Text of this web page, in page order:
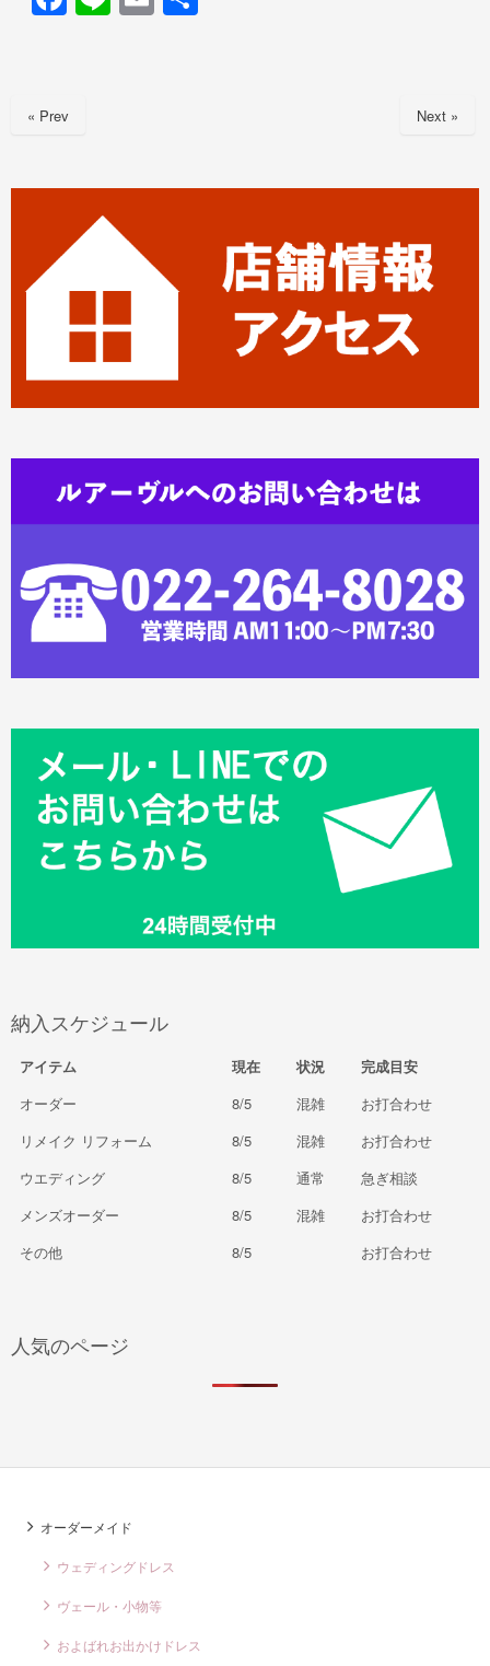
a
e
k
n m
« Prev Next »
納入スケジュール
アイテム 現在 状況
完成目安
オーダー
8/5 混雑
お打合わせ
リメイク リフォーム
8/5 混雑
お打合わせ
ウエディング
8/5 通常
急ぎ相談
メンズオーダー
8/5 混雑
お打合わせ
その他
8/5 お打合わせ
人気のページ
オーダーメイド
ウェディングドレス
ヴェール・小物等
およばれお出かけドレス